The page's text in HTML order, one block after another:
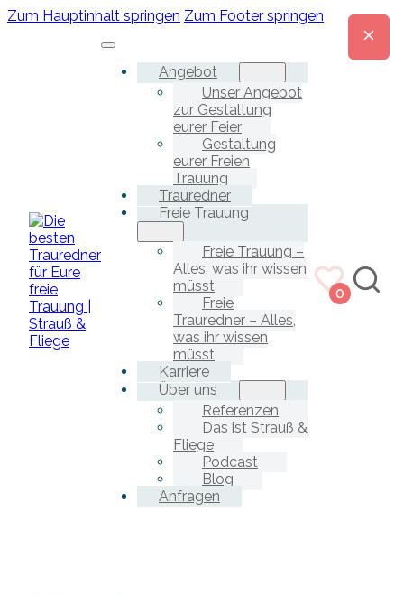
Zum Hauptinhalt springen Zum Footer springen
Angebot
Unser Angebot
zur Gestaltung
eurer Feier
Gestaltung
eurer Freien
Trauung
Trauredner
Freie Trauung
Freie Trauung –
Alles, was ihr wissen
müsst
Freie
Trauredner – Alles,
was ihr wissen
müsst
Karriere
Über uns
Referenzen
Das ist Strauß &
Fliege
Podcast
Blog
Anfragen
0